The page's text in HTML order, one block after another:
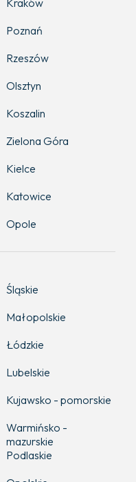
Poznań
Rzeszów
Olsztyn
Koszalin
Zielona Góra
Kielce
Katowice
Opole
Śląskie
Małopolskie
Łódzkie
Lubelskie
Kujawsko - pomorskie
Warmińsko -
mazurskie
Podlaskie